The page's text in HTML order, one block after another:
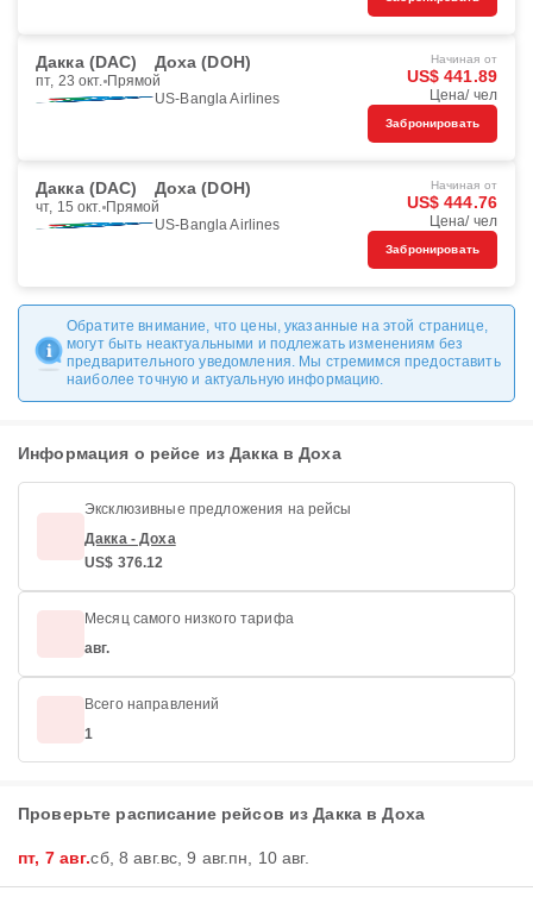
Дакка (DAC) Доха (DOH)
пт, 23 окт. Прямой
US-Bangla Airlines
Начиная от
US$ 441.89
Цена/ чел
Забронировать
Дакка (DAC) Доха (DOH)
чт, 15 окт. Прямой
US-Bangla Airlines
Начиная от
US$ 444.76
Цена/ чел
Забронировать
Обратите внимание, что цены, указанные на этой странице,
могут быть неактуальными и подлежать изменениям без
предварительного уведомления. Мы стремимся предоставить
наиболее точную и актуальную информацию.
Информация о рейсе из Дакка в Доха
Эксклюзивные предложения на рейсы
Дакка - Доха
US$ 376.12
Месяц самого низкого тарифа
авг.
Всего направлений
1
Проверьте расписание рейсов из Дакка в Доха
пт, 7 авг.сб, 8 авг.вс, 9 авг.пн, 10 авг.